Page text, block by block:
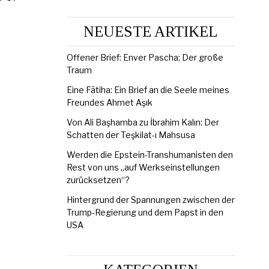
NEUESTE ARTIKEL
Offener Brief: Enver Pascha; Der große
Traum
Eine Fātiha: Ein Brief an die Seele meines
Freundes Ahmet Aşık
Von Ali Başhamba zu İbrahim Kalın: Der
Schatten der Teşkilat-ı Mahsusa
Werden die Epstein-Transhumanisten den
Rest von uns „auf Werkseinstellungen
zurücksetzen“?
Hintergrund der Spannungen zwischen der
Trump-Regierung und dem Papst in den
USA